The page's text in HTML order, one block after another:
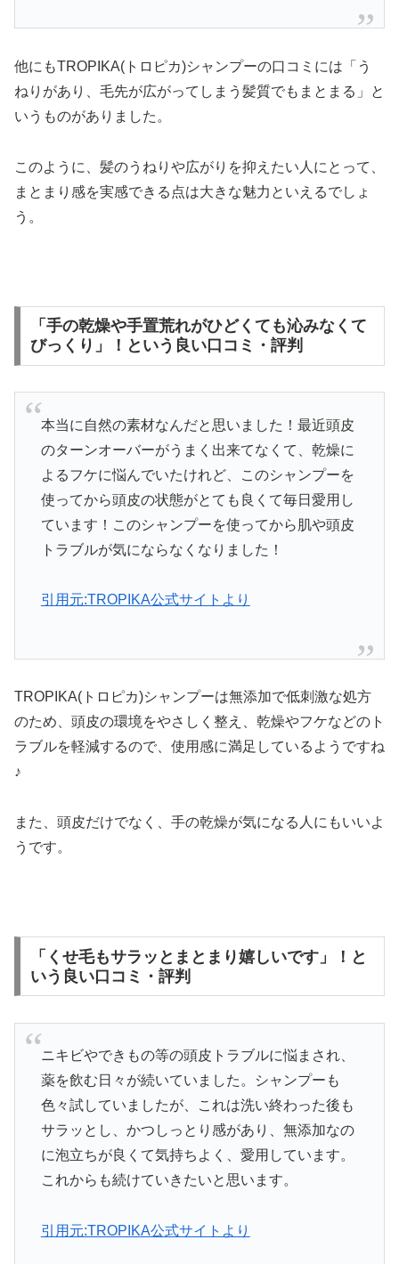
他にもTROPIKA(トロピカ)シャンプーの口コミには「う
ねりがあり、毛先が広がってしまう髪質でもまとまる」と
いうものがありました。
このように、髪のうねりや広がりを抑えたい人にとって、
まとまり感を実感できる点は大きな魅力といえるでしょ
う。
「手の乾燥や手置荒れがひどくても沁みなくて
びっくり」！という良い口コミ・評判
本当に自然の素材なんだと思いました！最近頭皮
のターンオーバーがうまく出来てなくて、乾燥に
よるフケに悩んでいたけれど、このシャンプーを
使ってから頭皮の状態がとても良くて毎日愛用し
ています！このシャンプーを使ってから肌や頭皮
トラブルが気にならなくなりました！
引用元:TROPIKA公式サイトより
TROPIKA(トロピカ)シャンプーは無添加で低刺激な処方
のため、頭皮の環境をやさしく整え、乾燥やフケなどのト
ラブルを軽減するので、使用感に満足しているようですね
♪
また、頭皮だけでなく、手の乾燥が気になる人にもいいよ
うです。
「くせ毛もサラッとまとまり嬉しいです」！と
いう良い口コミ・評判
ニキビやできもの等の頭皮トラブルに悩まされ、
薬を飲む日々が続いていました。シャンプーも
色々試していましたが、これは洗い終わった後も
サラッとし、かつしっとり感があり、無添加なの
に泡立ちが良くて気持ちよく、愛用しています。
これからも続けていきたいと思います。
引用元:TROPIKA公式サイトより